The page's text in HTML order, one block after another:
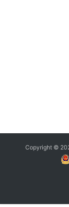
Copyright ©